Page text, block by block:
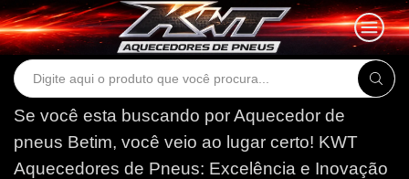
Search
Se você esta buscando por Aquecedor de
pneus Betim, você veio ao lugar certo! KWT
Aquecedores de Pneus: Excelência e Inovação